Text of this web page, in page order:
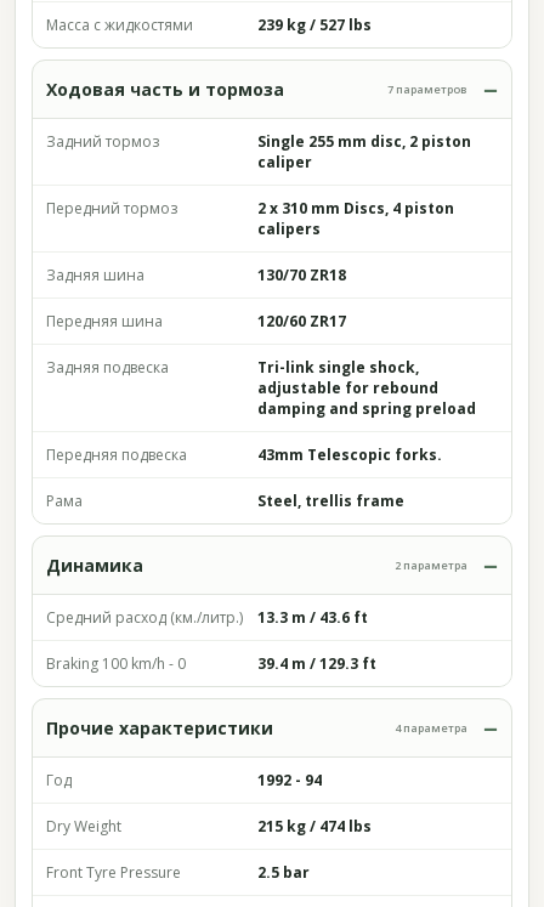
Масса с жидкостями 239 kg / 527 lbs
Ходовая часть и тормоза 7 параметров
Задний тормоз
Single 255 mm disc, 2 piston
caliper
Передний тормоз
2 x 310 mm Discs, 4 piston
calipers
Задняя шина 130/70 ZR18
Передняя шина 120/60 ZR17
Задняя подвеска
Tri-link single shock,
adjustable for rebound
damping and spring preload
Передняя подвеска 43mm Telescopic forks.
Рама Steel, trellis frame
Динамика 2 параметра
Средний расход (км./литр.) 13.3 m / 43.6 ft
Braking 100 km/h - 0 39.4 m / 129.3 ft
Прочие характеристики 4 параметра
Год 1992 - 94
Dry Weight 215 kg / 474 lbs
Front Tyre Pressure 2.5 bar